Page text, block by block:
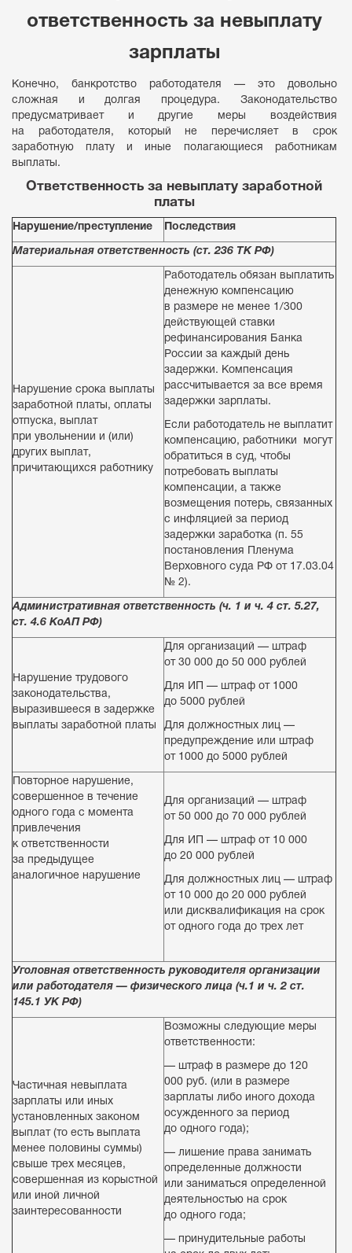
ответственность за невыплату
зарплаты
Конечно, банкротство работодателя — это довольно
сложная и долгая процедура. Законодательство
предусматривает и другие меры воздействия
на работодателя, который не перечисляет в срок
заработную плату и иные полагающиеся работникам
выплаты.
Ответственность за невыплату заработной
платы
Нарушение/преступление
Последствия
Материальная ответственность (ст. 236 ТК РФ)
Нарушение срока выплаты
заработной платы, оплаты
отпуска, выплат
при увольнении и (или)
других выплат,
причитающихся работнику
Работодатель обязан выплатить
денежную компенсацию
в размере не менее 1/300
действующей ставки
рефинансирования Банка
России за каждый день
задержки. Компенсация
рассчитывается за все время
задержки зарплаты.
Если работодатель не выплатит
компенсацию, работники могут
обратиться в суд, чтобы
потребовать выплаты
компенсации, а также
возмещения потерь, связанных
с инфляцией за период
задержки заработка (п. 55
постановления Пленума
Верховного суда РФ от 17.03.04
№ 2).
Административная ответственность (ч. 1 и ч. 4 ст. 5.27,
ст. 4.6 КоАП РФ)
Нарушение трудового
законодательства,
выразившееся в задержке
выплаты заработной платы
Для организаций — штраф
от 30 000 до 50 000 рублей
Для ИП — штраф от 1000
до 5000 рублей
Для должностных лиц —
предупреждение или штраф
от 1000 до 5000 рублей
Повторное нарушение,
совершенное в течение
одного года с момента
привлечения
к ответственности
за предыдущее
аналогичное нарушение
Для организаций — штраф
от 50 000 до 70 000 рублей
Для ИП — штраф от 10 000
до 20 000 рублей
Для должностных лиц — штраф
от 10 000 до 20 000 рублей
или дисквалификация на срок
от одного года до трех лет
Уголовная ответственность руководителя организации
или работодателя — физического лица (ч.1 и ч. 2 ст.
145.1 УК РФ)
Частичная невыплата
зарплаты или иных
установленных законом
выплат (то есть выплата
менее половины суммы)
свыше трех месяцев,
совершенная из корыстной
или иной личной
заинтересованности
Возможны следующие меры
ответственности:
— штраф в размере до 120
000 руб. (или в размере
зарплаты либо иного дохода
осужденного за период
до одного года);
— лишение права занимать
определенные должности
или заниматься определенной
деятельностью на срок
до одного года;
— принудительные работы